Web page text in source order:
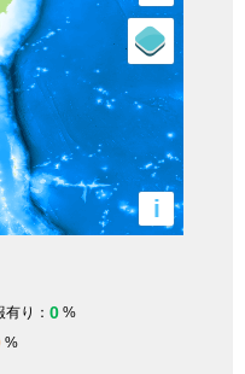
i
り： 0 %
%